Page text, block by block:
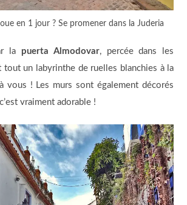
en 1 jour ? Se promener dans la Juderia
la puerta Almodovar, percée dans les
tout un labyrinthe de ruelles blanchies à la
vous ! Les murs sont également décorés
vraiment adorable !